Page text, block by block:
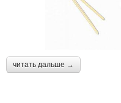
читать дальше →